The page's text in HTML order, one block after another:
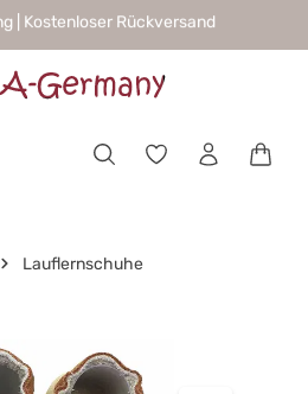
| Kostenloser Rückversand
Lauflernschuhe